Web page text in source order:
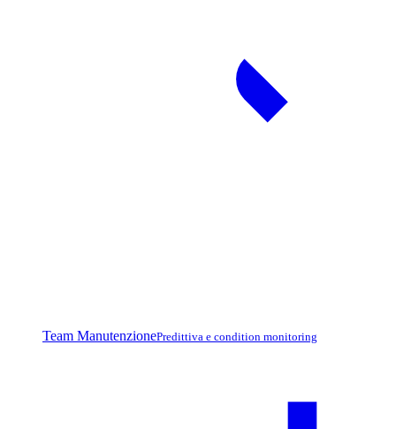
Team ManutenzionePredittiva e condition monitoring